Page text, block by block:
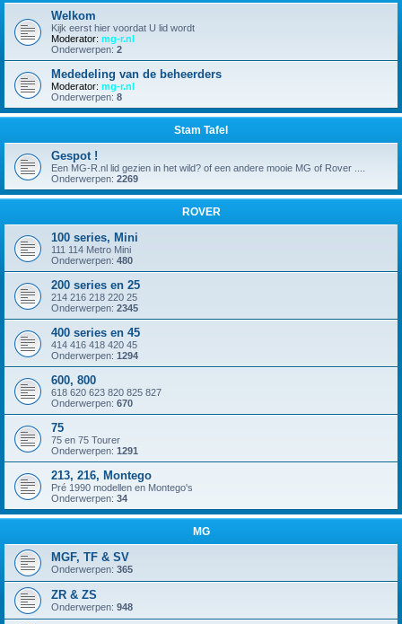
Welkom
Kijk eerst hier voordat U lid wordt
Moderator: mg-r.nl
Onderwerpen: 2
Mededeling van de beheerders
Moderator: mg-r.nl
Onderwerpen: 8
Stam Tafel
Gespot !
Een MG-R.nl lid gezien in het wild? of een andere mooie MG of Rover ....
Onderwerpen: 2269
ROVER
100 series, Mini
111 114 Metro Mini
Onderwerpen: 480
200 series en 25
214 216 218 220 25
Onderwerpen: 2345
400 series en 45
414 416 418 420 45
Onderwerpen: 1294
600, 800
618 620 623 820 825 827
Onderwerpen: 670
75
75 en 75 Tourer
Onderwerpen: 1291
213, 216, Montego
Pré 1990 modellen en Montego's
Onderwerpen: 34
MG
MGF, TF & SV
Onderwerpen: 365
ZR & ZS
Onderwerpen: 948